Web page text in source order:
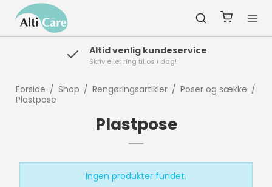
Altid venlig kundeservice
Skriv eller ring til os i dag!
Forside / Shop / Rengøringsartikler / Poser og sække /
Plastpose
Plastpose
Ingen produkter fundet.